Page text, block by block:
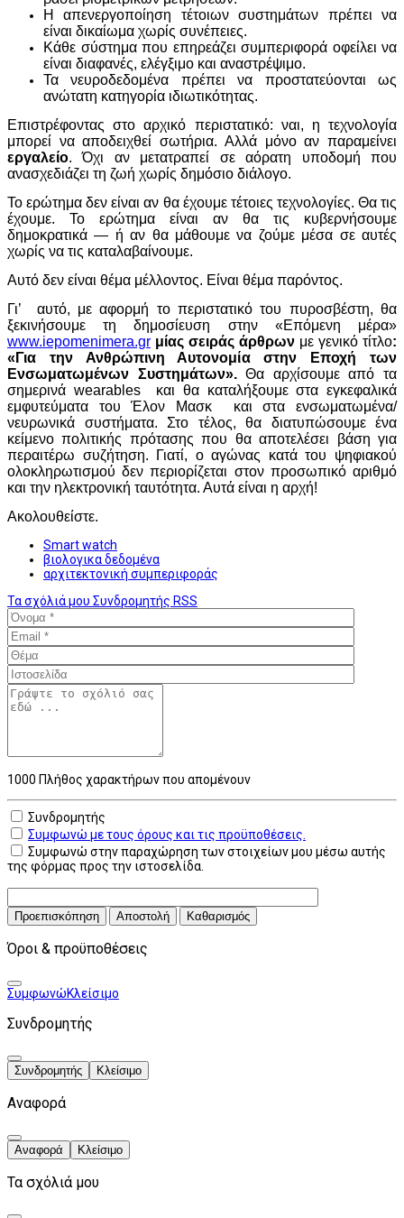
Η απενεργοποίηση τέτοιων συστημάτων πρέπει να
είναι δικαίωμα χωρίς συνέπειες.
Κάθε σύστημα που επηρεάζει συμπεριφορά οφείλει να
είναι διαφανές, ελέγξιμο και αναστρέψιμο.
Τα νευροδεδομένα πρέπει να προστατεύονται ως
ανώτατη κατηγορία ιδιωτικότητας.
Επιστρέφοντας στο αρχικό περιστατικό: ναι, η τεχνολογία
μπορεί να αποδειχθεί σωτήρια. Αλλά μόνο αν παραμείνει
εργαλείο. Όχι αν μετατραπεί σε αόρατη υποδομή που
ανασχεδιάζει τη ζωή χωρίς δημόσιο διάλογο.
Το ερώτημα δεν είναι αν θα έχουμε τέτοιες τεχνολογίες. Θα τις
έχουμε. Το ερώτημα είναι αν θα τις κυβερνήσουμε
δημοκρατικά — ή αν θα μάθουμε να ζούμε μέσα σε αυτές
χωρίς να τις καταλαβαίνουμε.
Αυτό δεν είναι θέμα μέλλοντος. Είναι θέμα παρόντος.
Γι’ αυτό, με αφορμή το περιστατικό του πυροσβέστη, θα
ξεκινήσουμε τη δημοσίευση στην «Επόμενη μέρα»
www.iepomenimera.gr μίας σειράς άρθρων με γενικό τίτλο:
«Για την Ανθρώπινη Αυτονομία στην Εποχή των
Ενσωματωμένων Συστημάτων».Θα αρχίσουμε από τα
σημερινά wearables και θα καταλήξουμε στα εγκεφαλικά
εμφυτεύματα του Έλον Μασκ και στα ενσωματωμένα/
νευρωνικά συστήματα. Στο τέλος, θα διατυπώσουμε ένα
κείμενο πολιτικής πρότασης που θα αποτελέσει βάση για
περαιτέρω συζήτηση. Γιατί, ο αγώνας κατά του ψηφιακού
ολοκληρωτισμού δεν περιορίζεται στον προσωπικό αριθμό
και την ηλεκτρονική ταυτότητα. Αυτά είναι η αρχή!
Ακολουθείστε.
Smart watch
βιολογικα δεδομένα
αρχιτεκτονική συμπεριφοράς
Τα σχόλιά μου Συνδρομητής RSS
1000 Πλήθος χαρακτήρων που απομένουν
Συνδρομητής
Συμφωνώ με τους όρους και τις προϋποθέσεις.
Συμφωνώ στην παραχώρηση των στοιχείων μου μέσω αυτής
της φόρμας προς την ιστοσελίδα.
Προεπισκόπηση Αποστολή Καθαρισμός
Όροι & προϋποθέσεις
ΣυμφωνώΚλείσιμο
Συνδρομητής
Συνδρομητής Κλείσιμο
Αναφορά
Αναφορά Κλείσιμο
Τα σχόλιά μου